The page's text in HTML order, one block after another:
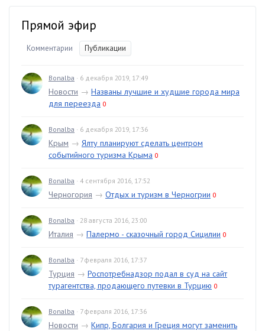
Прямой эфир
Комментарии Публикации
Bonalba · 6 декабря 2019, 17:49
Новости → Названы лучшие и худшие города мира
для переезда 0
Bonalba · 6 декабря 2019, 17:36
Крым → Ялту планируют сделать центром
событийного туризма Крыма 0
Bonalba · 4 сентября 2016, 17:52
Черногория → Отдых и туризм в Черногрии 0
Bonalba · 28 августа 2016, 23:00
Италия → Палермо - сказочный город Сицилии 0
Bonalba · 7 февраля 2016, 17:37
Турция → Роспотребнадзор подал в суд на сайт
турагентства, продающего путевки в Турцию 0
Bonalba · 7 февраля 2016, 17:36
Новости → Кипр, Болгария и Греция могут заменить